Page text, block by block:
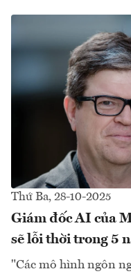
Thứ Ba, 28-10-2025
Giám đốc AI của
sẽ lỗi thời trong 5
"Các mô hình ngôn